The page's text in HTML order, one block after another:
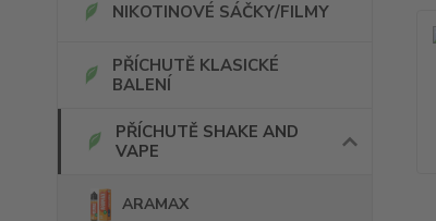
NIKOTINOVÉ SÁČKY/FILMY
PŘÍCHUTĚ KLASICKÉ
BALENÍ
PŘÍCHUTĚ SHAKE AND
VAPE
ARAMAX